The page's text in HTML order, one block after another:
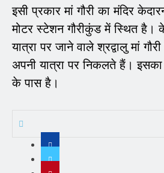
इसी प्रकार मां गौरी का मंदिर
मोटर स्टेशन गौरीकुंड में स्थित है।
यात्रा पर जाने वाले श्रद्वालु मां
अपनी यात्रा पर निकलते हैं। इसका
के पास है।